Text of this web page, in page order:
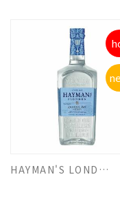
HAYMAN'S LONDON DRY GIN海曼 琴酒